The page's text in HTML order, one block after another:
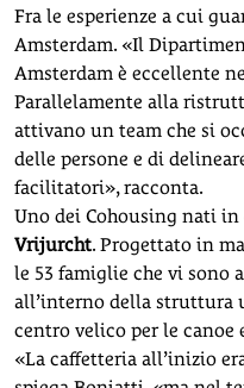
Fra le esperienze a cui
Amsterdam. «Il
Amsterdam è eccellente
Parallelamente alla
attivano un team che si
delle persone e di
facilitatori», racconta.
Uno dei Cohousing nati
Vrijurcht. Progettato in
le 53 famiglie che vi sono
all’interno della struttura
centro velico per le canoe
«La caffetteria all’inizio